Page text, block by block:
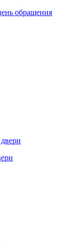
обращения